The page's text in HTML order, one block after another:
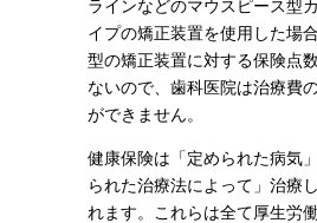
ラインなどのマウスピース型
イプの矯正装置を使用した場
型の矯正装置に対する保険点
ないので、歯科医院は治療費
ができません。
健康保険は「定められた病気
られた治療法によって」治療
れます。これらは全て厚生労